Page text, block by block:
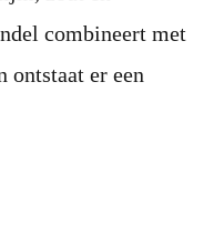
combineert met
ontstaat er een